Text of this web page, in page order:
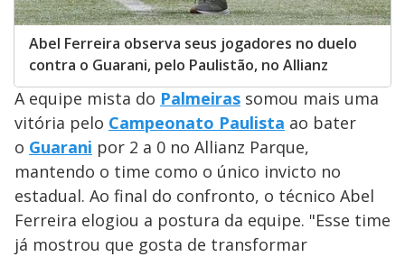
Abel Ferreira observa seus jogadores no duelo
contra o Guarani, pelo Paulistão, no Allianz
A equipe mista do Palmeiras somou mais uma
vitória pelo Campeonato Paulista ao bater
o Guarani por 2 a 0 no Allianz Parque,
mantendo o time como o único invicto no
estadual. Ao final do confronto, o técnico Abel
Ferreira elogiou a postura da equipe. "Esse time
já mostrou que gosta de transformar